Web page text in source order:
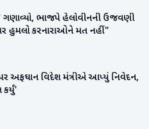
ગણાવ્યો, ભાજપે હેલોવીનની ઉજવણી
પર હુમલો કરનારાઓને મત નહીં"
અફઘાન વિદેશ મંત્રીએ આપ્યું નિવેદન,